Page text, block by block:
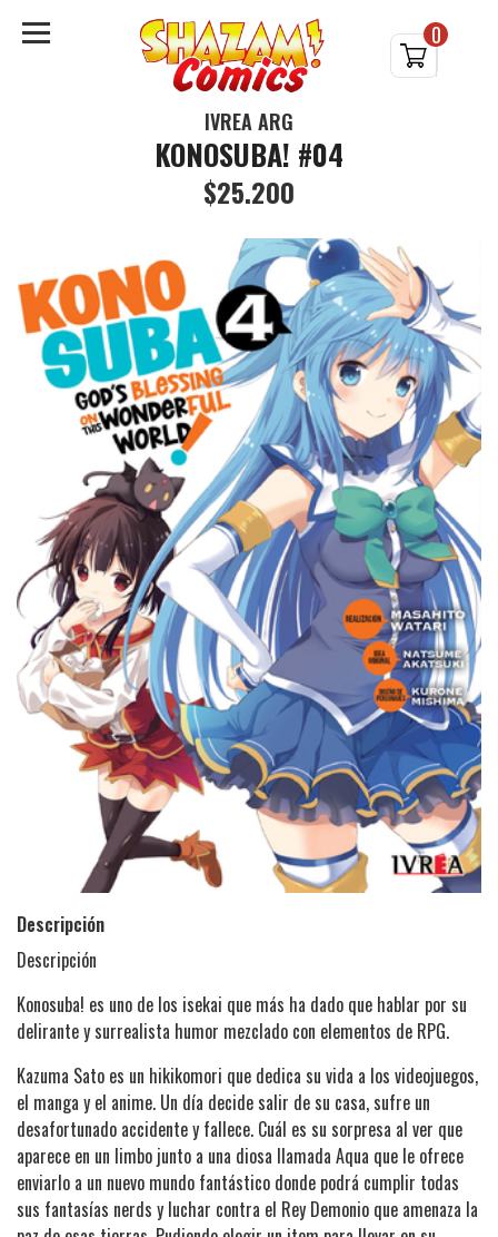
0
IVREA ARG
KONOSUBA! #04
$25.200
Descripción
Descripción
Konosuba! es uno de los isekai que más ha dado que hablar por su
delirante y surrealista humor mezclado con elementos de RPG.
Kazuma Sato es un hikikomori que dedica su vida a los videojuegos,
el manga y el anime. Un día decide salir de su casa, sufre un
desafortunado accidente y fallece. Cuál es su sorpresa al ver que
aparece en un limbo junto a una diosa llamada Aqua que le ofrece
enviarlo a un nuevo mundo fantástico donde podrá cumplir todas
sus fantasías nerds y luchar contra el Rey Demonio que amenaza la